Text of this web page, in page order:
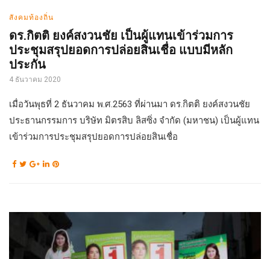
สังคมท้องถิ่น
ดร.กิตติ ยงค์สงวนชัย เป็นผู้แทนเข้าร่วมการ
ประชุมสรุปยอดการปล่อยสินเชื่อ แบบมีหลัก
ประกัน
4 ธันวาคม 2020
เมื่อวันพุธที่ 2 ธันวาคม พ.ศ.2563 ที่ผ่านมา ดร.กิตติ ยงค์สงวนชัย
ประธานกรรมการ บริษัท มิตรสิบ ลิสซิ่ง จำกัด (มหาชน) เป็นผู้แทน
เข้าร่วมการประชุมสรุปยอดการปล่อยสินเชื่อ